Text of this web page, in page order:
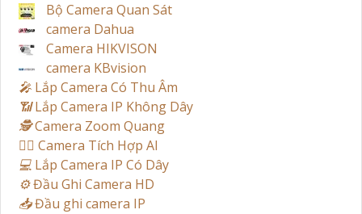
Bộ Camera Quan Sát
camera Dahua
Camera HIKVISON
camera KBvision
️🎤️ Lắp Camera Có Thu Âm
📶Lắp Camera IP Không Dây
🕵️Camera Zoom Quang
🧛‍♀️ Camera Tích Hợp AI
💻 Lắp Camera IP Có Dây
⚙️Đầu Ghi Camera HD
📥Đầu ghi camera IP